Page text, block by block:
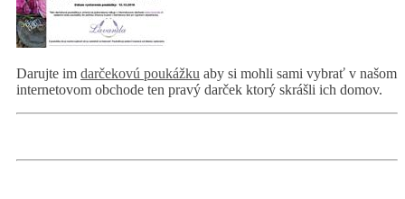
Darujte im darčekovú poukážku aby si mohli sami vybrať v našom
internetovom obchode ten pravý darček ktorý skrášli ich domov.